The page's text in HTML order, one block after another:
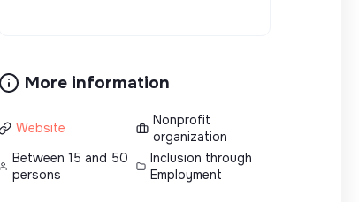
More information
Website
Nonprofit
organization
Between 15 and 50
persons
Inclusion through
Employment